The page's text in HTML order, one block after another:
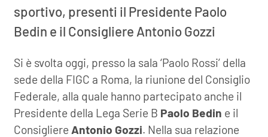
sportivo, presenti il Presidente Paolo
Bedin e il Consigliere Antonio Gozzi
Si è svolta oggi, presso la sala ‘Paolo Rossi’ della
sede della FIGC a Roma, la riunione del Consiglio
Federale, alla quale hanno partecipato anche il
Presidente della Lega Serie B Paolo Bedin e il
Consigliere Antonio Gozzi. Nella sua relazione